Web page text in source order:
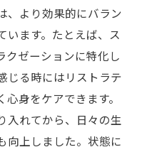
、より効果的にバラン
います。たとえば、ス
クゼーションに特化し
じる時にはリストラテ
身をケアできます。
入れてから、日々の生
向上しました。状態に